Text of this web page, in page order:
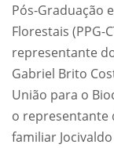
Pós-Graduação
Florestais (PPG-
representante
Gabriel Brito
União para o
o representante
familiar